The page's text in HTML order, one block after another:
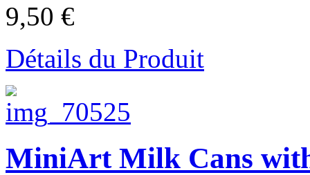
9,50 €
Détails du Produit
MiniArt Milk Cans